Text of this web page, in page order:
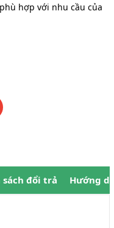
hợp với nhu cầu của
sách đổi trả Hướng